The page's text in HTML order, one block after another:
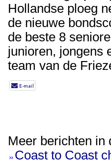
Hollandse ploeg
de nieuwe
de beste 8
junioren, jongens
team van de
Meer berichten in
Coast to Coast